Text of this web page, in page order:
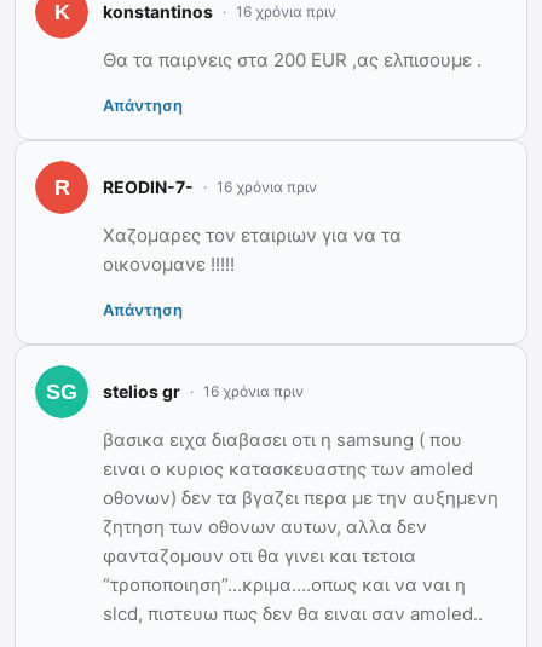
konstantinos 16 χρόνια πριν
Θα τα παιρνεις στα 200 EUR ,ας ελπισουμε .
Απάντηση
REODIN-7- 16 χρόνια πριν
Χαζομαρες τον εταιριων για να τα
οικονομανε !!!!!
Απάντηση
stelios gr 16 χρόνια πριν
βασικα ειχα διαβασει οτι η samsung ( που
ειναι ο κυριος κατασκευαστης των amoled
οθονων) δεν τα βγαζει περα με την αυξημενη
ζητηση των οθονων αυτων, αλλα δεν
φανταζομουν οτι θα γινει και τετοια
“τροποποιηση”…κριμα….οπως και να ναι η
slcd, πιστευω πως δεν θα ειναι σαν amoled..